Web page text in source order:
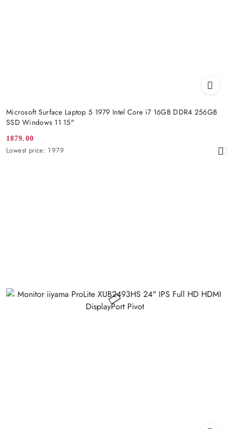
Microsoft Surface Laptop 5 1979 Intel Core i7 16GB DDR4 256GB
SSD Windows 11 15"
Promotion
price:
1879.00
Lowest
Lowest price: 1979